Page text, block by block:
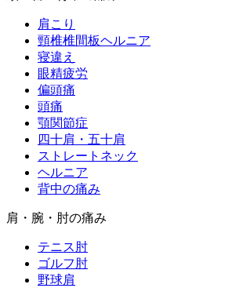
肩こり
頸椎椎間板ヘルニア
寝違え
眼精疲労
偏頭痛
頭痛
顎関節症
四十肩・五十肩
ストレートネック
ヘルニア
背中の痛み
肩・腕・肘の痛み
テニス肘
ゴルフ肘
野球肩